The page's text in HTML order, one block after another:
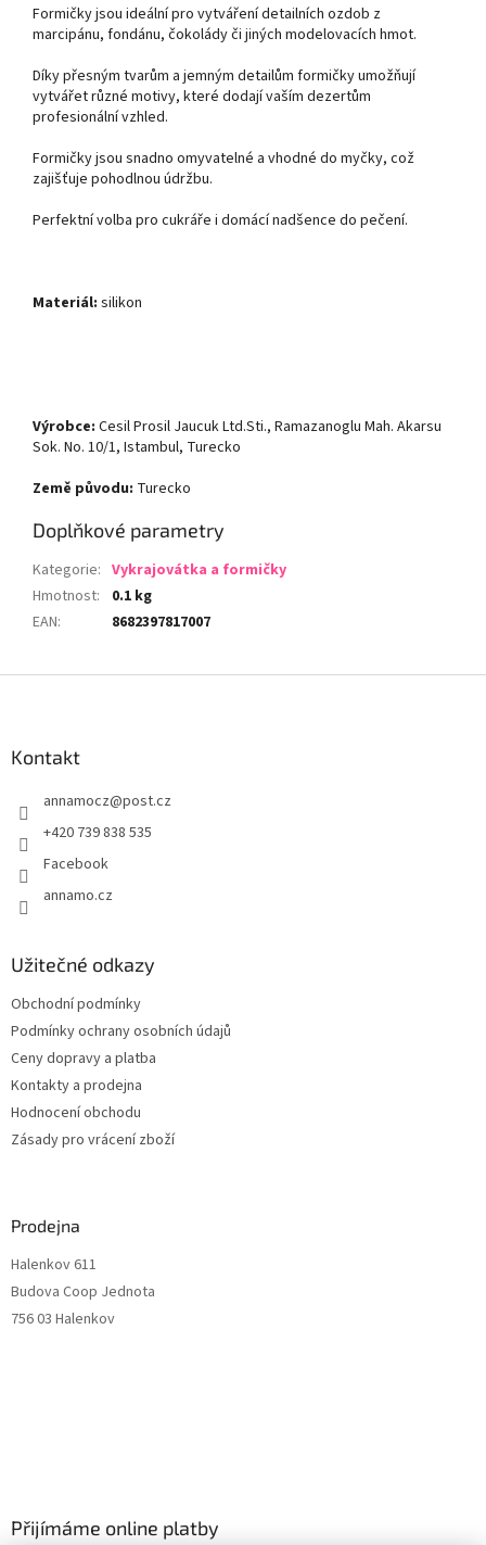
Formičky jsou ideální pro vytváření detailních ozdob z
marcipánu, fondánu, čokolády či jiných modelovacích hmot.
Díky přesným tvarům a jemným detailům formičky umožňují
vytvářet různé motivy, které dodají vaším dezertům
profesionální vzhled.
Formičky jsou snadno omyvatelné a vhodné do myčky, což
zajišťuje pohodlnou údržbu.
Perfektní volba pro cukráře i domácí nadšence do pečení.
Materiál: silikon
Výrobce: Cesil Prosil Jaucuk Ltd.Sti., Ramazanoglu Mah. Akarsu
Sok. No. 10/1, Istambul, Turecko
Země původu: Turecko
Doplňkové parametry
Kategorie: Vykrajovátka a formičky
Hmotnost:
0.1 kg
EAN: 8682397817007
Kontakt
annamocz@post.cz
+420 739 838 535
Facebook
annamo.cz
Užitečné odkazy
Obchodní podmínky
Podmínky ochrany osobních údajů
Ceny dopravy a platba
Kontakty a prodejna
Hodnocení obchodu
Zásady pro vrácení zboží
Prodejna
Halenkov 611
Budova Coop Jednota
756 03 Halenkov
Přijímáme online platby